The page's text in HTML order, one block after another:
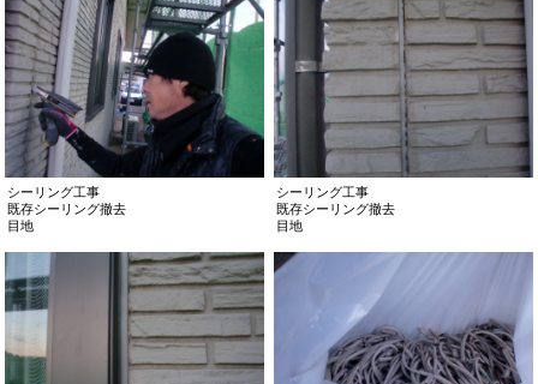
シーリング工事
既存シーリング撤去
目地
シーリング工事
既存シーリング撤去
目地